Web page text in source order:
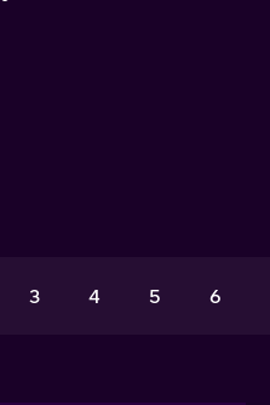
3 4 5 6